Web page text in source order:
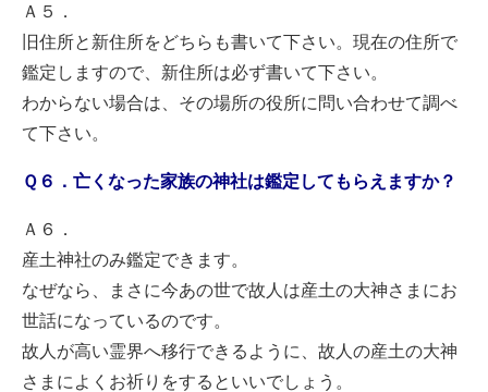
Ａ５．
旧住所と新住所をどちらも書いて下さい。現在の住所で
鑑定しますので、新住所は必ず書いて下さい。
わからない場合は、その場所の役所に問い合わせて調べ
て下さい。
Ｑ６．亡くなった家族の神社は鑑定してもらえますか？
Ａ６．
産土神社のみ鑑定できます。
なぜなら、まさに今あの世で故人は産土の大神さまにお
世話になっているのです。
故人が高い霊界へ移行できるように、故人の産土の大神
さまによくお祈りをするといいでしょう。